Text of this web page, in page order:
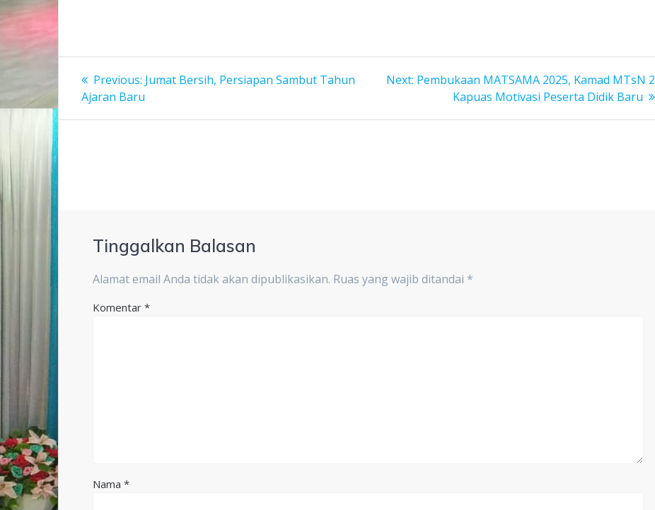
Navigasi
pos
Previous: Previous
Jumat Bersih, Persiapan Sambut Tahun
Ajaran Baru
Next: Next
Pembukaan MATSAMA 2025, Kamad MTsN 2
Kapuas Motivasi Peserta Didik Baru
Tinggalkan Balasan
Alamat email Anda tidak akan dipublikasikan. Ruas yang wajib ditandai *
Komentar*
Nama*